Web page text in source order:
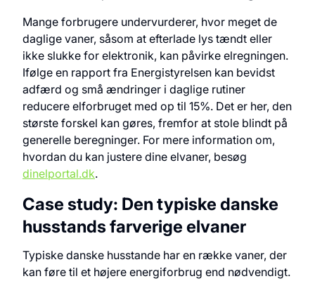
Mange forbrugere undervurderer, hvor meget de
daglige vaner, såsom at efterlade lys tændt eller
ikke slukke for elektronik, kan påvirke elregningen.
Ifølge en rapport fra Energistyrelsen kan bevidst
adfærd og små ændringer i daglige rutiner
reducere elforbruget med op til 15%. Det er her, den
største forskel kan gøres, fremfor at stole blindt på
generelle beregninger. For mere information om,
hvordan du kan justere dine elvaner, besøg
dinelportal.dk.
Case study: Den typiske danske
husstands farverige elvaner
Typiske danske husstande har en række vaner, der
kan føre til et højere energiforbrug end nødvendigt.